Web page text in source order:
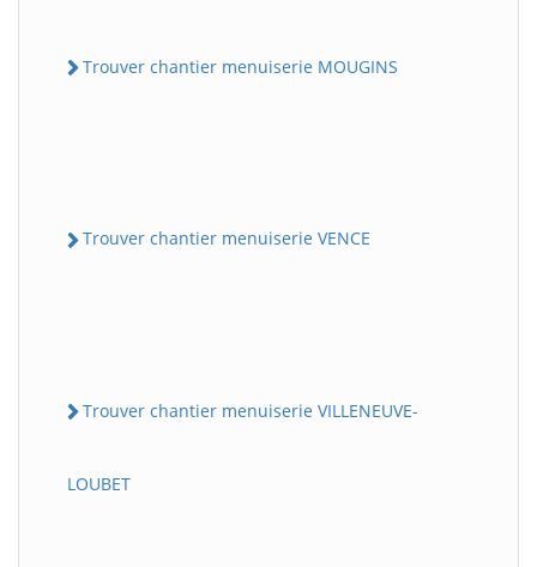
Trouver chantier menuiserie MOUGINS
Trouver chantier menuiserie VENCE
Trouver chantier menuiserie VILLENEUVE-
LOUBET